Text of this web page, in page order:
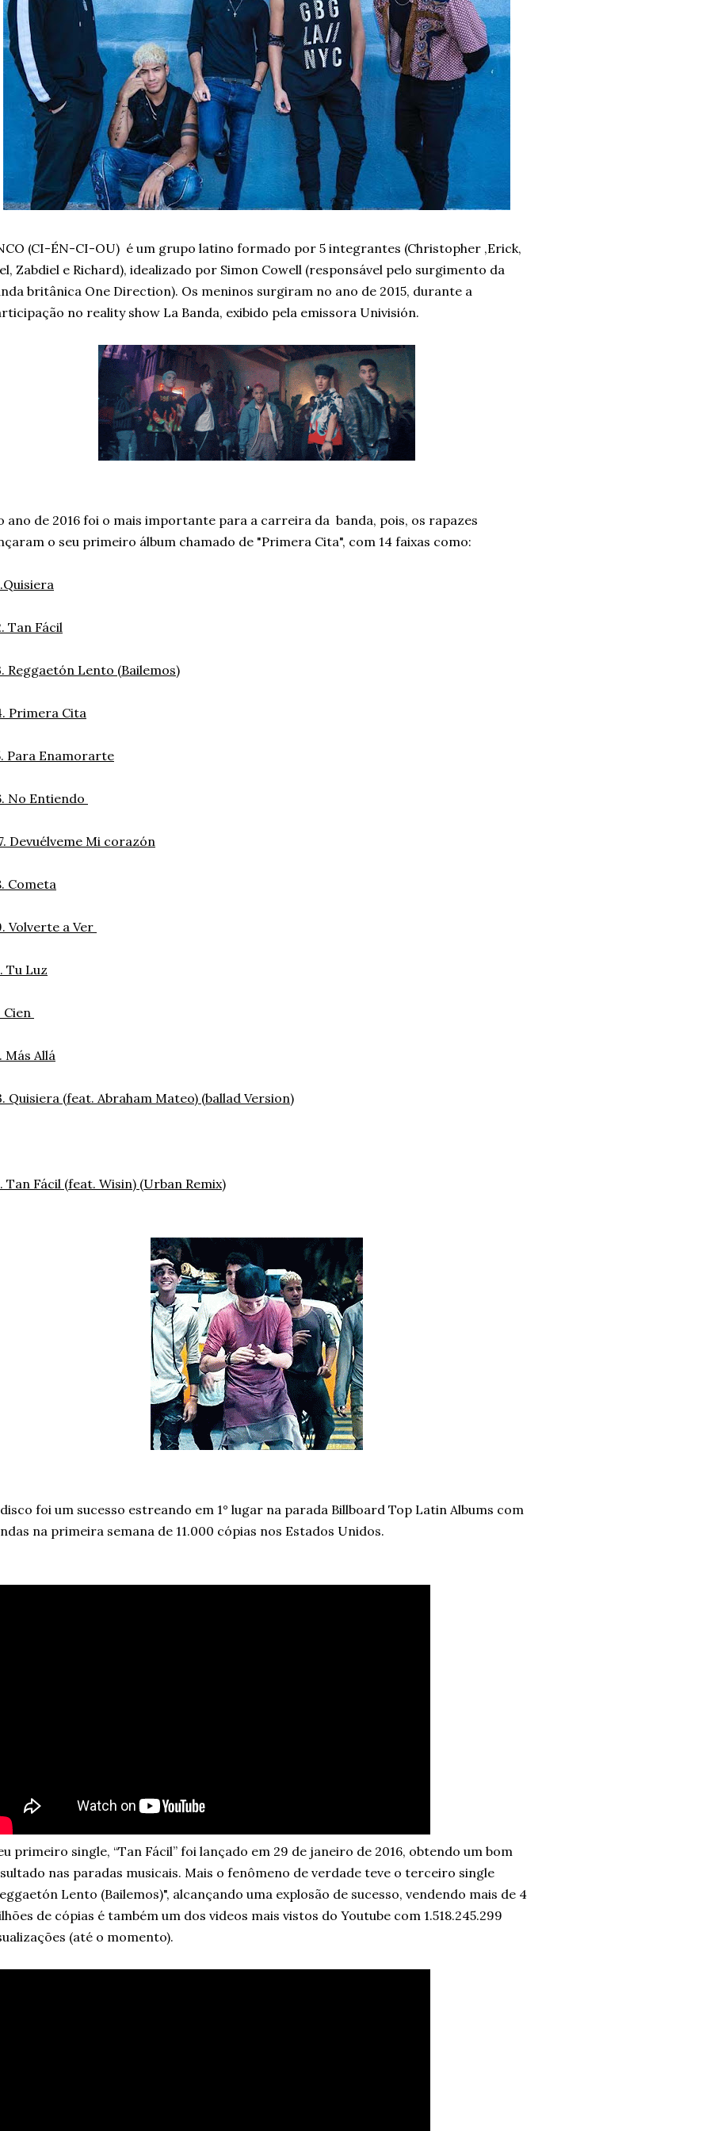
(CI-ÉN-CI-OU) é um grupo latino formado por 5 integrantes (Christopher ,Erick,
Zabdiel e Richard), idealizado por Simon Cowell (responsável pelo surgimento da
britânica One Direction). Os meninos surgiram no ano de 2015, durante a
no reality show La Banda, exibido pela emissora Univisión.
ano de 2016 foi o mais importante para a carreira da banda, pois, os rapazes
o seu primeiro álbum chamado de "Primera Cita", com 14 faixas como:
Tan Fácil
Reggaetón Lento (Bailemos)
Primera Cita
Para Enamorarte
No Entiendo
Devuélveme Mi corazón
Cometa
Volverte a Ver
Tu Luz
Cien
Más Allá
Quisiera (feat. Abraham Mateo) (ballad Version)
Tan Fácil (feat. Wisin) (Urban Remix)
foi um sucesso estreando em 1° lugar na parada Billboard Top Latin Albums com
na primeira semana de 11.000 cópias nos Estados Unidos.
primeiro single, “Tan Fácil” foi lançado em 29 de janeiro de 2016, obtendo um bom
nas paradas musicais. Mais o fenômeno de verdade teve o terceiro single
Lento (Bailemos)", alcançando uma explosão de sucesso, vendendo mais de 4
de cópias é também um dos videos mais vistos do Youtube com 1.518.245.299
(até o momento).